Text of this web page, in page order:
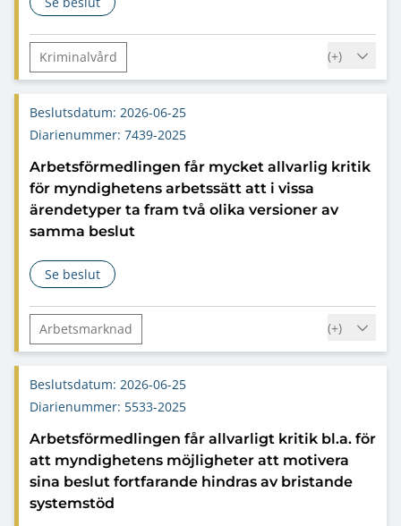
om Allvarlig kritik mot Kriminalvården, anstalten Hall, för
Kriminalvård
konventionen om skydd för de mänskliga
rättigheterna och de grundläggande
Avlyssning
Avsaknad av lagstöd
Grundläggande fri- och rättigheter
(+)
Beslutsdatum: 2026-06-25
Diarienummer: 7439-2025
Arbetsförmedlingen får mycket allvarlig kritik
för myndighetens arbetssätt att i vissa
ärendetyper ta fram två olika versioner av
samma beslut
Se beslut
om Arbetsförmedlingen får mycket allvarlig kritik för
Arbetsmarknad
Tryckfrihetsförordningen – TF
Beslutsmotivering, utformning av beslut
Dokumentation
Underrättelse
(+)
Beslutsdatum: 2026-06-25
Diarienummer: 5533-2025
Arbetsförmedlingen får allvarligt kritik bl.a. för
att myndighetens möjligheter att motivera
sina beslut fortfarande hindras av bristande
systemstöd